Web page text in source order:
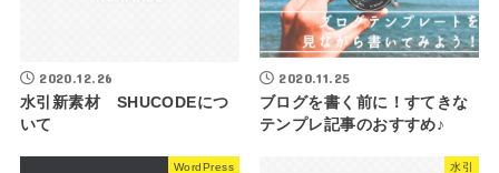
2020.12.26
水引新素材 SHUCODEにつ
いて
2020.11.25
ブログを書く前に！すてきな
テンプレ記事のおすすめ♪
WordPress 水引